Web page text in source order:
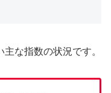
な指数の状況です。